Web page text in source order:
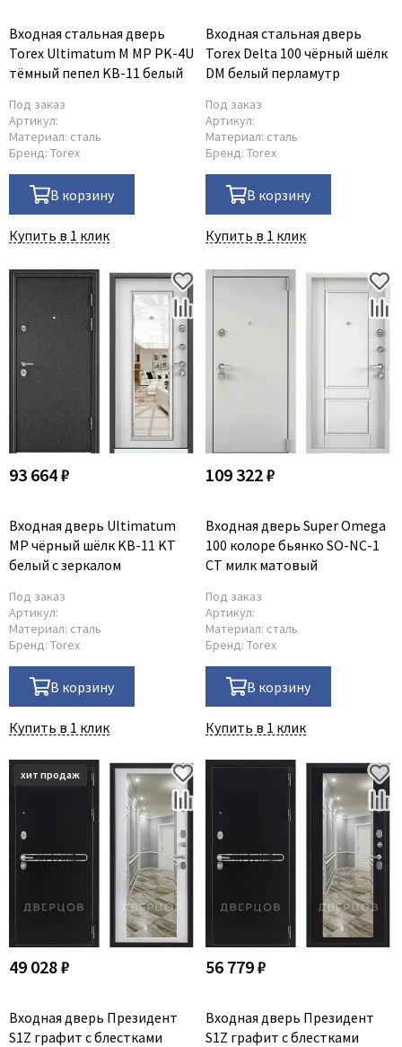
Входная стальная дверь
Torex Ultimatum M MP PK-4U
тёмный пепел KB-11 белый
Под заказ
Артикул:
Материал: сталь
Бренд: Torex
В корзину
Купить в 1 клик
Входная стальная дверь
Torex Delta 100 чёрный шёлк
DM белый перламутр
Под заказ
Артикул:
Материал: сталь
Бренд: Torex
В корзину
Купить в 1 клик
93 664 ₽
Входная дверь Ultimatum
MP чёрный шёлк KB-11 KT
белый с зеркалом
Под заказ
Артикул:
Материал: сталь
Бренд: Torex
В корзину
Купить в 1 клик
109 322 ₽
Входная дверь Super Omega
100 колоре бьянко SO-NC-1
СТ милк матовый
Под заказ
Артикул:
Материал: сталь
Бренд: Torex
В корзину
Купить в 1 клик
49 028 ₽
Входная дверь Президент
S1Z графит с блестками
56 779 ₽
Входная дверь Президент
S1Z графит с блестками